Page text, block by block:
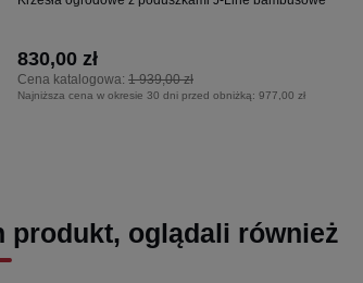
Cena katalogowa: 1 939,00 zł
830,00 zł
Najniższa cena w okresie 30 dni przed obniżką: 977,00 zł
oglądali również